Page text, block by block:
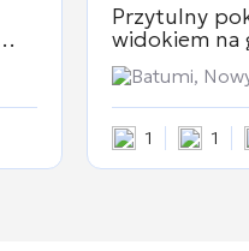
Przytulny
widokiem na
RentBatumi,
1 1